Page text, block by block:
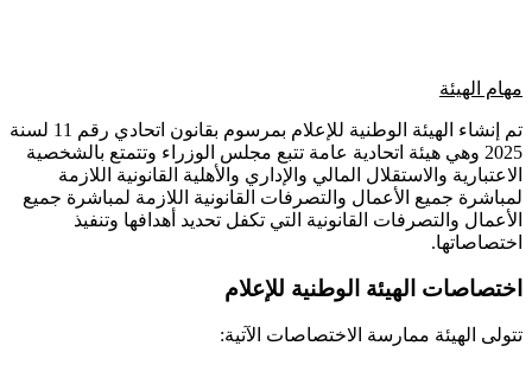
مهام الهيئة
تم إنشاء الهيئة الوطنية للإعلام بمرسوم بقانون اتحادي رقم 11 لسنة
2025 وهي هيئة اتحادية عامة تتبع مجلس الوزراء وتتمتع بالشخصية
الاعتبارية والاستقلال المالي والإداري والأهلية القانونية اللازمة
لمباشرة جميع الأعمال والتصرفات القانونية اللازمة لمباشرة جميع
الأعمال والتصرفات القانونية التي تكفل تحديد أهدافها وتنفيذ
اختصاصاتها.
اختصاصات الهيئة الوطنية للإعلام
تتولى الهيئة ممارسة الاختصاصات الآتية: